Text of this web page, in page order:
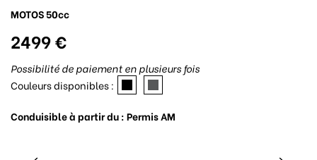
MOTOS 50cc
2499 €
Possibilité de paiement en plusieurs fois
Couleurs disponibles :
Conduisible à partir du : Permis AM